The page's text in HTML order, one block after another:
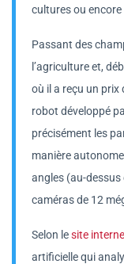
cultures ou
Passant des
l’agriculture et,
où il a reçu un prix
robot développé
précisément les
manière
angles (au-dessus
caméras de 12
Selon lesite
artificielle qui